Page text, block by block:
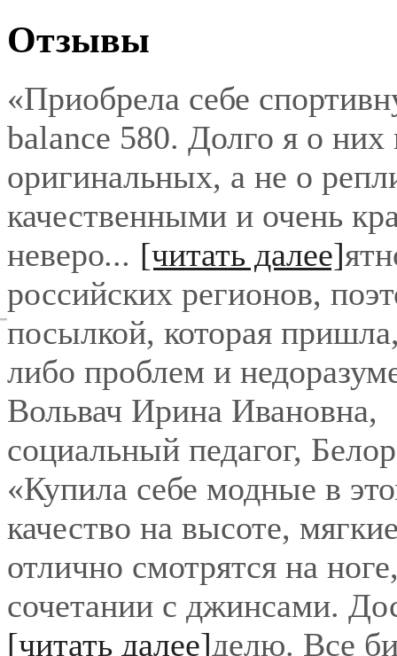
Отзывы
«Приобрела себе
balance 580. Долго я о
оригинальных, а не о
качественными и очень
неверо... [читать далее]
российских регионов,
посылкой, которая
либо проблем и
Вольвач Ирина Ивановна,
социальный педагог,
«Купила себе модные в
качество на высоте,
отлично смотрятся на
сочетании с джинсами.
[читать далее]делю. Все